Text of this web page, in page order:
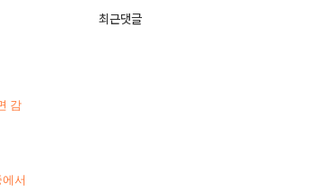
감
서
인
최근댓글